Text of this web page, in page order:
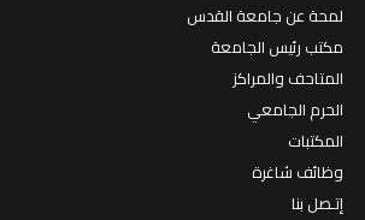
لمحة عن جامعة القدس
مكتب رئيس الجامعة
المتاحف والمراكز
الحرم الجامعي
المكتبات
وظائف شاغرة
إتـصل بنا